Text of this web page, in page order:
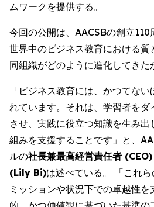
ムワークを提供する。
今回の公開は、AACSBの創立110
世界中のビジネス教育における質
同組織がどのように進化してきた
「ビジネス教育には、かつてな
れています。それは、学習者を
させ、実践に役立つ知識を生み出
組みを支援することです」と、
ルの社長兼最高経営責任者
(Lily Bi)は述べている。 「これ
ミッションや状況下での卓越性